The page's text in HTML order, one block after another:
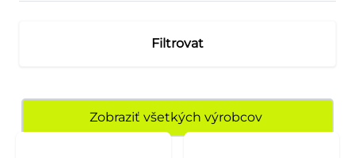
Filtrovat
Zobraziť všetkých výrobcov